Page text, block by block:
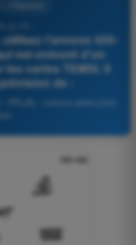
l'annexe 050-
est entouré d'un
cartes TEMSI. Il
de :